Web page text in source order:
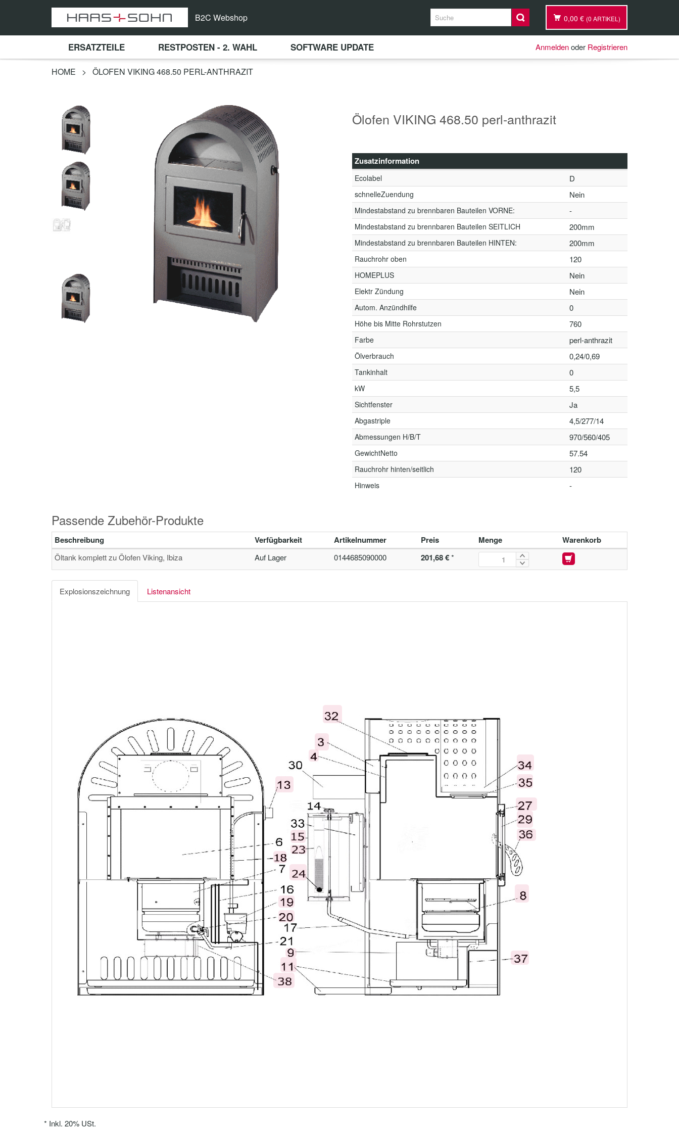
B2C Webshop 0,00 € (0 ARTIKEL)
ERSATZTEILE RESTPOSTEN - 2. WAHL SOFTWARE UPDATE Anmeldenoder Registrieren
HOME > ÖLOFEN VIKING 468.50 PERL-ANTHRAZIT
Ölofen VIKING 468.50 perl-anthrazit
Zusatzinformation
Ecolabel D
schnelleZuendung Nein
Mindestabstand zu brennbaren Bauteilen VORNE: -
Mindestabstand zu brennbaren Bauteilen SEITLICH 200mm
Mindestabstand zu brennbaren Bauteilen HINTEN: 200mm
Rauchrohr oben 120
HOMEPLUS Nein
Elektr Zündung Nein
Autom. Anzündhilfe 0
Höhe bis Mitte Rohrstutzen 760
Farbe perl-anthrazit
Ölverbrauch 0,24/0,69
Tankinhalt 0
kW 5,5
Sichtfenster Ja
Abgastriple 4,5/277/14
Abmessungen H/B/T 970/560/405
GewichtNetto 57.54
Rauchrohr hinten/seitlich 120
Hinweis -
Passende Zubehör-Produkte
Beschreibung Verfügbarkeit Artikelnummer Preis Menge Warenkorb
Öltank komplett zu Ölofen Viking, Ibiza Auf Lager 0144685090000 201,68 €*
Explosionszeichnung Listenansicht
* Inkl. 20% USt.